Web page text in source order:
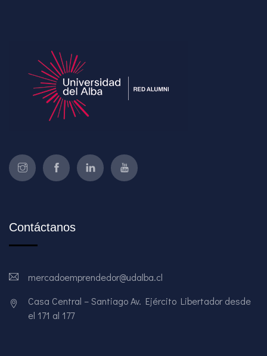
Contáctanos
mercadoemprendedor@udalba.cl
Casa Central – Santiago Av. Ejército Libertador desde
el 171 al 177